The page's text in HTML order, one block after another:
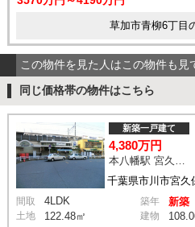
草加市青柳6丁目
この物件を見た人はこの物件も見
同じ価格帯の物件はこちら
千葉県市川市宮久
新築一戸建て
4,380万円
間取 4LDK 築年 新築
土地 122.48㎡ 建物